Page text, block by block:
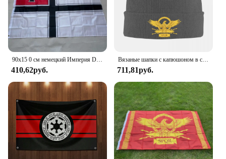
410,62руб.
Вязаные шапки с капюшоном в стиле Святой Римской империи, модные теплые шапки, зимние мягкие эластичные толстые модные шапки-бини
711,81руб.